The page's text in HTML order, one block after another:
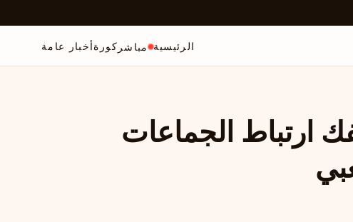
الرئيسية مباشر كورةأخبار عامة
ارتباط الجماعات